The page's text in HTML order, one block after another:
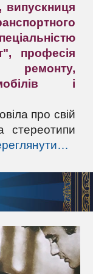
випускниця
професія
і
про свій
стереотипи